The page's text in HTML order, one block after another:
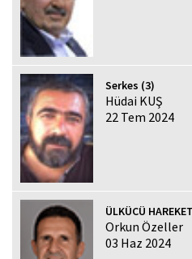
Serkes (3)
Hüdai KUŞ
22 Tem 2024
ÜLKÜCÜ
Orkun Özeller
03 Haz 2024